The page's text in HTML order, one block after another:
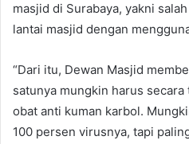
masjid di Surabaya, yakni
lantai masjid dengan
“Dari itu, Dewan Masjid
satunya mungkin harus
obat anti kuman karbol.
100 persen virusnya, tapi